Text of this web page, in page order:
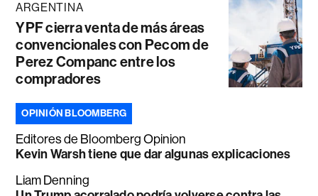
ARGENTINA
YPF cierra venta de más áreas
convencionales con Pecom de
Perez Companc entre los
compradores
OPINIÓN BLOOMBERG
Editores de Bloomberg Opinion
Kevin Warsh tiene que dar algunas explicaciones
Liam Denning